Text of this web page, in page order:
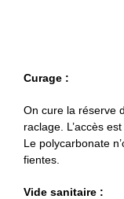
Curage :
On cure la réserve
raclage. L’accès
Le polycarbonate
fientes.
Vide sanitaire :